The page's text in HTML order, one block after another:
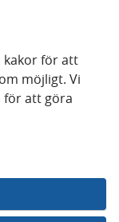
kakor för att
möjligt. Vi
för att göra